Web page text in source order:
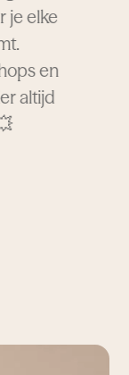
je elke
en
altijd